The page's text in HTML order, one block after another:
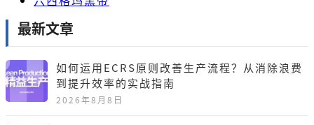
最新文章
如何运用ECRS原则改善生产流程？从消除浪费
到提升效率的实战指南
2026年8月8日